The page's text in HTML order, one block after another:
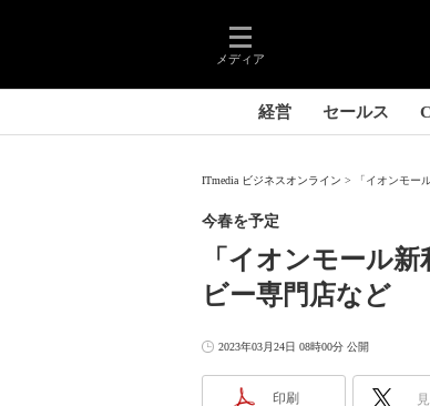
メディア
経営 セールス
ITmedia ビジネスオンライン 「イオンモー
「イオンモール
ビー専門店など
今春を予定
2023年03月24日 08時00分 公開
印刷